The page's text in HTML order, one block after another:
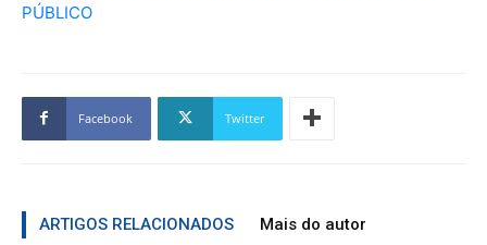
PÚBLICO
Facebook Twitter
ARTIGOS RELACIONADOS Mais do autor